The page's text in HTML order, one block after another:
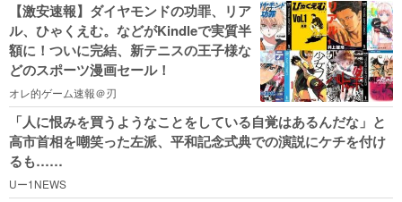
【激安速報】ダイヤモンドの功罪、リア
ル、ひゃくえむ。などがKindleで実質半
額に！ついに完結、新テニスの王子様な
どのスポーツ漫画セール！
オレ的ゲーム速報＠刃
「人に恨みを買うようなことをしている自覚はあるんだな」と
高市首相を嘲笑った左派、平和記念式典での演説にケチを付け
るも……
Uー1NEWS